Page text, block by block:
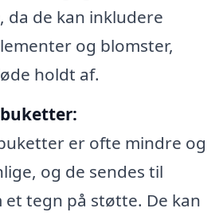
da de kan inkludere
og blomster,
holdt af.
er ofte mindre og
og de sendes til
et tegn på støtte. De kan